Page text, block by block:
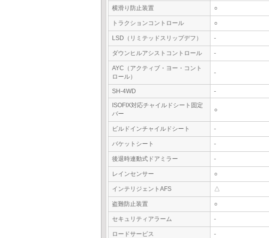
横滑り防止装置 ○
トラクションコントロール ○
LSD（リミテッドスリップデフ） -
ダウンヒルアシストコントロール -
AYC（アクティブ・ヨー・コント
ロール）
-
SH-4WD
-
ISOFIX対応チャイルドシート固定
バー
○
ビルドインチャイルドシート -
バケットシート -
後退時連動式ドアミラー -
レインセンサー ○
インテリジェントAFS △
盗難防止装置 ○
セキュリティアラーム -
ロードサービス -